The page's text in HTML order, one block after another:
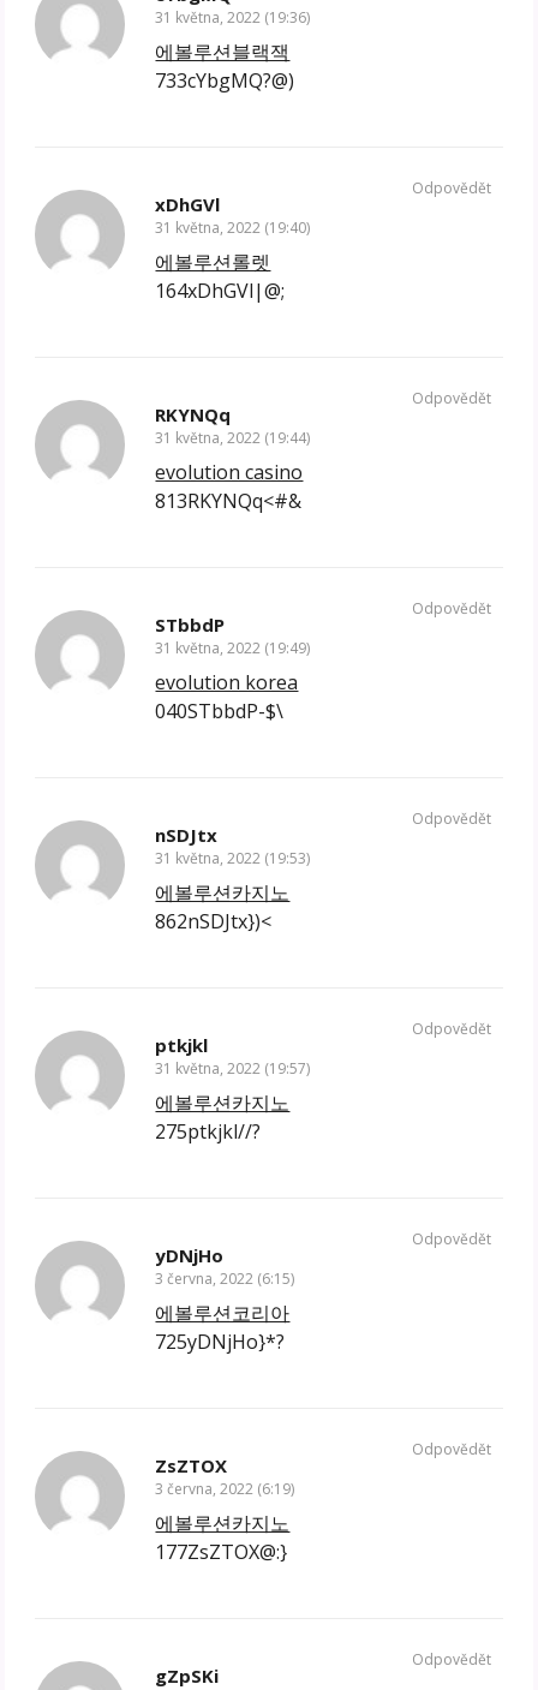
31 května, 2022 (19:36)
에볼루션블랙잭
733cYbgMQ?@)
xDhGVl
31 května, 2022 (19:40)
에볼루션롤렛
164xDhGVl|@;
Odpovědět
RKYNQq
31 května, 2022 (19:44)
evolution casino
813RKYNQq<#&
Odpovědět
STbbdP
31 května, 2022 (19:49)
evolution korea
040STbbdP-$\
Odpovědět
nSDJtx
31 května, 2022 (19:53)
에볼루션카지노
862nSDJtx})<
Odpovědět
ptkjkl
31 května, 2022 (19:57)
에볼루션카지노
275ptkjkl//?
Odpovědět
yDNjHo
3 června, 2022 (6:15)
에볼루션코리아
725yDNjHo}*?
Odpovědět
ZsZTOX
3 června, 2022 (6:19)
에볼루션카지노
177ZsZTOX@:}
Odpovědět
gZpSKi
Odpovědět